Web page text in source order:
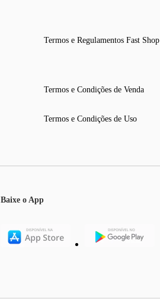
Termos e Regulamentos Fast Shop
Termos e Condições de Venda
Termos e Condições de Uso
Baixe o App